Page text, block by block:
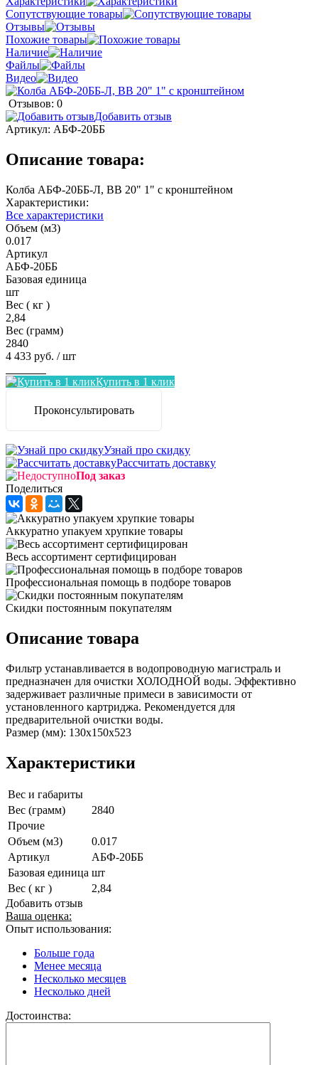
Сопутствующие товары
Отзывы
Похожие товары
Наличие
Файлы
Видео
Отзывов: 0
Добавить отзыв
Артикул: АБФ-20ББ
Описание товара:
Колба АБФ-20ББ-Л, ВВ 20" 1" с кронштейном
Характеристики:
Все характеристики
Объем (м3)
0.017
Артикул
АБФ-20ББ
Базовая единица
шт
Вес ( кг )
2,84
Вес (грамм)
2840
4 433 руб. / шт
Купить в 1 клик
Проконсультировать
Узнай про скидку
Рассчитать доставку
Под заказ
Поделиться
Аккуратно упакуем хрупкие товары
Весь ассортимент сертифицирован
Профессиональная помощь в подборе товаров
Скидки постоянным покупателям
Описание товара
Фильтр устанавливается в водопроводную магистраль и
предназначен для очистки ХОЛОДНОЙ воды. Эффективно
задерживает различные примеси в зависимости от
установленного картриджа. Рекомендуется для
предварительной очистки воды.
Размер (мм): 130х150x523
Характеристики
Вес и габариты
Вес (грамм)
2840
Прочие
Объем (м3)
0.017
Артикул
АБФ-20ББ
Базовая единица шт
Вес ( кг )
2,84
Добавить отзыв
Ваша оценка:
Опыт использования:
Больше года
Менее месяца
Несколько месяцев
Несколько дней
Достоинства: